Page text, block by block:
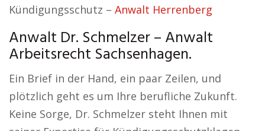
Kündigungsschutz – Anwalt Herrenberg
Anwalt Dr. Schmelzer – Anwalt
Arbeitsrecht Sachsenhagen.
Ein Brief in der Hand, ein paar Zeilen, und
plötzlich geht es um Ihre berufliche Zukunft.
Keine Sorge, Dr. Schmelzer steht Ihnen mit